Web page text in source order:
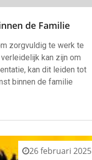
de Familie
zorgvuldig te werk te
kan zijn om
kan dit leiden tot
binnen de familie
26 februari 2025